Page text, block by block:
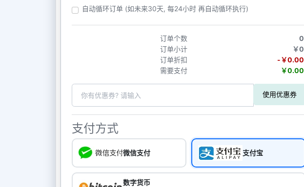
自动循环订单 (如未来30天, 每24小时 再自动循环执行)
订单个数
0
订单小计
￥0
订单折扣
-￥0.00
需要支付
￥0.00
使用优惠券
支付方式
微信支付 支付宝
数字货币